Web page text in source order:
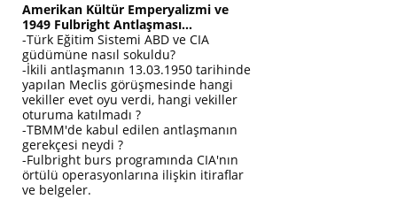
Amerikan Kültür Emperyalizmi ve
1949 Fulbright Antlaşması...
-Türk Eğitim Sistemi ABD ve CIA
güdümüne nasıl sokuldu?
-İkili antlaşmanın 13.03.1950 tarihinde
yapılan Meclis görüşmesinde hangi
vekiller evet oyu verdi, hangi vekiller
oturuma katılmadı ?
-TBMM'de kabul edilen antlaşmanın
gerekçesi neydi ?
-Fulbright burs programında CIA'nın
örtülü operasyonlarına ilişkin itiraflar
ve belgeler.